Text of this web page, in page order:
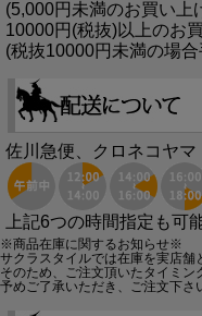
(5,000円未満のお買い上
10000円(税抜)以上のお
(税抜10000円未満の場
佐川急便、クロネコヤ
上記6つの時間指定も可
※商品在庫に関するお知らせ※
サクラスタイルでは在庫を実店舗
そのため、ご注文頂いたタイミン
予めご了承いただき、ご注文下さ